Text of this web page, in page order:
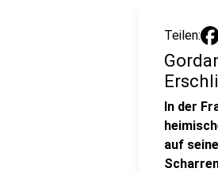
Teilen:
In der
auf